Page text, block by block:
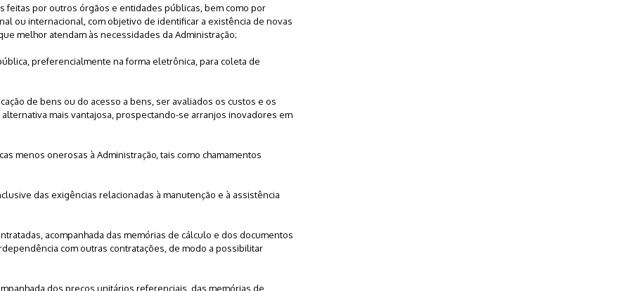
feitas por outros órgãos e entidades públicas, bem como por
ou internacional, com objetivo de identificar a existência de novas
melhor atendam às necessidades da Administração;
preferencialmente na forma eletrônica, para coleta de
de bens ou do acesso a bens, ser avaliados os custos e os
mais vantajosa, prospectando-se arranjos inovadores em
menos onerosas à Administração, tais como chamamentos
das exigências relacionadas à manutenção e à assistência
acompanhada das memórias de cálculo e dos documentos
com outras contratações, de modo a possibilitar
dos preços unitários referenciais, das memórias de